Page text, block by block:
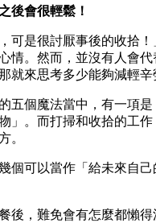
後會很輕鬆！
可是很討厭事後的收拾！
情。然而，並沒有人會
就來思考多少能夠減輕辛
五個魔法當中，有一項
」。而打掃和收拾的工
。
個可以當作「給未來自
後，難免會有怎麼都懶